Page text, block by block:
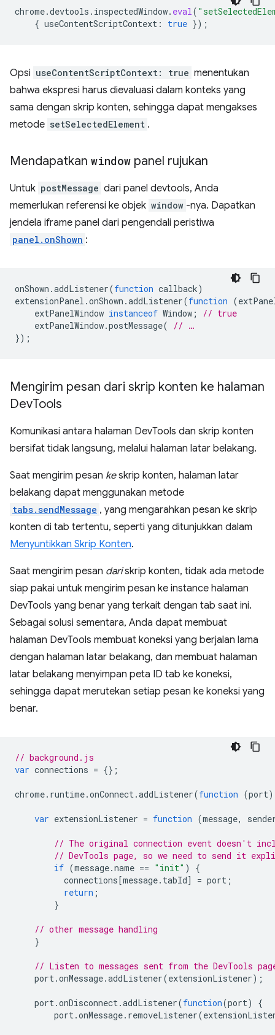
chrome.devtools . inspectedWindow. eval(
{ useContentScriptContext : true });
Opsi useContentScriptContext: true menentukan
bahwa ekspresi harus dievaluasi dalam konteks yang
sama dengan skrip konten, sehingga dapat mengakses
metode setSelectedElement .
Mendapatkan window panel rujukan
Untuk postMessage dari panel devtools, Anda
memerlukan referensi ke objek window -nya. Dapatkan
jendela iframe panel dari pengendali peristiwa
panel.onShown :
onShown .addListener(function callback)
extensionPanel .onShown .addListener(function (
extPanelWindow instanceof Window ;
// true
extPanelWindow.postMessage(
// …
});
Mengirim pesan dari skrip konten ke halaman
DevTools
Komunikasi antara halaman DevTools dan skrip konten
bersifat tidak langsung, melalui halaman latar belakang.
Saat mengirim pesan keskrip konten, halaman latar
belakang dapat menggunakan metode
tabs.sendMessage , yang mengarahkan pesan ke skrip
konten di tab tertentu, seperti yang ditunjukkan dalam
Menyuntikkan Skrip Konten.
Saat mengirim pesan dariskrip konten, tidak ada metode
siap pakai untuk mengirim pesan ke instance halaman
DevTools yang benar yang terkait dengan tab saat ini.
Sebagai solusi sementara, Anda dapat membuat
halaman DevTools membuat koneksi yang berjalan lama
dengan halaman latar belakang, dan membuat halaman
latar belakang menyimpan peta ID tab ke koneksi,
sehingga dapat merutekan setiap pesan ke koneksi yang
benar.
// background.js
var connections = {};
chrome. runtime.onConnect.addListener(function (port)
var extensionListener = function (message,
// The original connection event doesn't
// DevTools page, so we need to send it
if (message.name == "init" )
{
connections [message. tabId] = port ;
return ;
}
// other message handling
}
// Listen to messages sent from the DevTools
port.onMessage.addListener(extensionListener);
port.onDisconnect.addListener(function(port)
{
port.onMessage. removeListener(